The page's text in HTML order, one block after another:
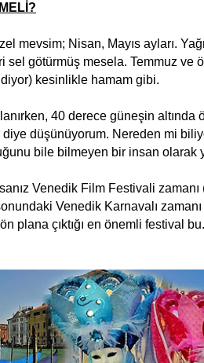
mevsim; Nisan, Mayıs ayları.
sel götürmüş mesela. Temmuz ve
kesinlikle hamam gibi.
40 derece güneşin
düşünüyorum. Nereden mi
bile bilmeyen bir insan olarak
Venedik Film Festivali
Venedik Karnavalı
plana çıktığı en önemli festival bu.